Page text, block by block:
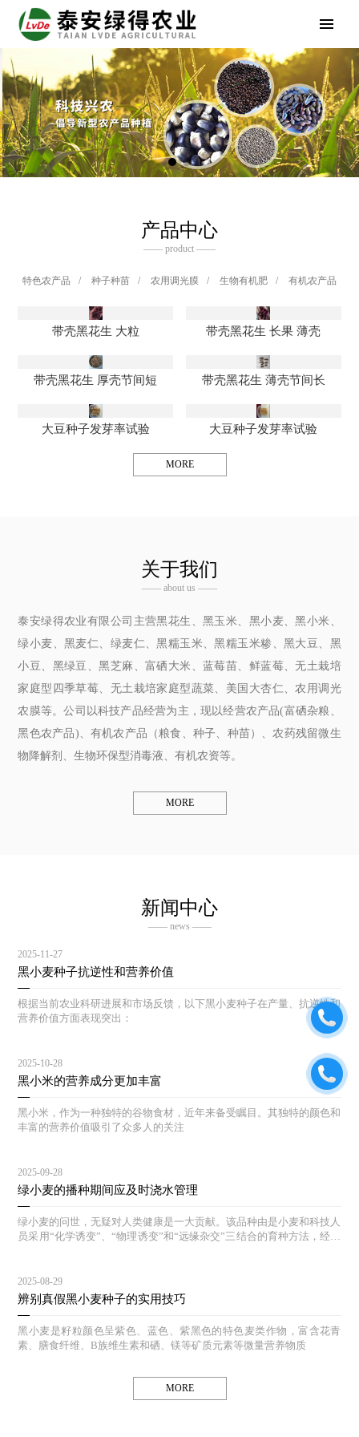
产品中心
—— product ——
特色农产品 / 种子种苗 / 农用调光膜 / 生物有机肥 / 有机农产品
带壳黑花生 大粒 带壳黑花生 长果 薄壳
带壳黑花生 厚壳节间短 带壳黑花生 薄壳节间长
大豆种子发芽率试验 大豆种子发芽率试验
MORE
关于我们
—— about us ——
泰安绿得农业有限公司主营黑花生、黑玉米、黑小麦、黑小米、
绿小麦、黑麦仁、绿麦仁、黑糯玉米、黑糯玉米糁、黑大豆、黑
小豆、黑绿豆、黑芝麻、富硒大米、蓝莓苗、鲜蓝莓、无土栽培
家庭型四季草莓、无土栽培家庭型蔬菜、美国大杏仁、农用调光
农膜等。公司以科技产品经营为主，现以经营农产品(富硒杂粮、
黑色农产品)、有机农产品（粮食、种子、种苗）、农药残留微生
物降解剂、生物环保型消毒液、有机农资等。
MORE
新闻中心
—— news ——
2025-11-27
黑小麦种子抗逆性和营养价值
根据当前农业科研进展和市场反馈，以下黑小麦种子在产量、抗逆性和
营养价值方面表现突出：
2025-10-28
黑小米的营养成分更加丰富
黑小米，作为一种独特的谷物食材，近年来备受瞩目。其独特的颜色和
丰富的营养价值吸引了众多人的关注
2025-09-28
绿小麦的播种期间应及时浇水管理
绿小麦的问世，无疑对人类健康是一大贡献。该品种由是小麦和科技人
员采用“化学诱变”、“物理诱变”和“远缘杂交”三结合的育种方法，经过
2025-08-29
辨别真假黑小麦种子的实用技巧
黑小麦是籽粒颜色呈紫色、蓝色、紫黑色的特色麦类作物，富含花青
素、膳食纤维、B族维生素和硒、镁等矿质元素等微量营养物质
MORE